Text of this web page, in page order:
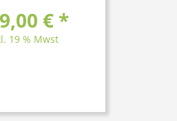
€ *
19 % Mwst